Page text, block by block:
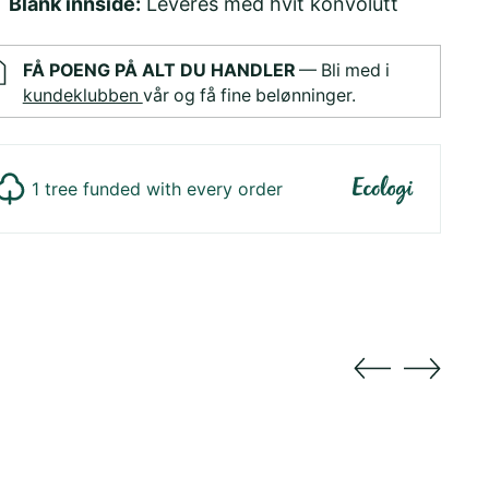
FÅ POENG PÅ ALT DU HANDLER— Bli med i
kundeklubben vår og få fine belønninger.
1 tree funded with every order